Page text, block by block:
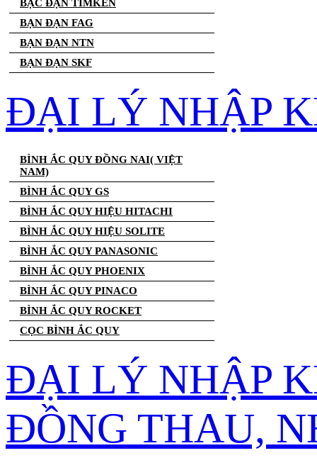
BẠC ĐẠN TIMKEN
BẠN ĐẠN FAG
BẠN ĐẠN NTN
BẠN ĐẠN SKF
ĐẠI LÝ NHẬP
BÌNH ẮC QUY ĐỒNG NAI( VIỆT
NAM)
BÌNH ẮC QUY GS
BÌNH ẮC QUY HIỆU HITACHI
BÌNH ẮC QUY HIỆU SOLITE
BÌNH ẮC QUY PANASONIC
BÌNH ẮC QUY PHOENIX
BÌNH ẮC QUY PINACO
BÌNH ẮC QUY ROCKET
CỌC BÌNH ẮC QUY
ĐẠI LÝ NHẬP
ĐỒNG THAU,